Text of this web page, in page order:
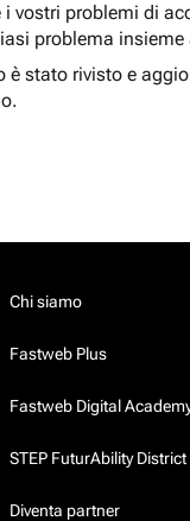
i vostri problemi di
problema
è stato rivisto e
Chi siamo
Fastweb Plus
Fastweb Digital
STEP FuturAbility District
Diventa partner